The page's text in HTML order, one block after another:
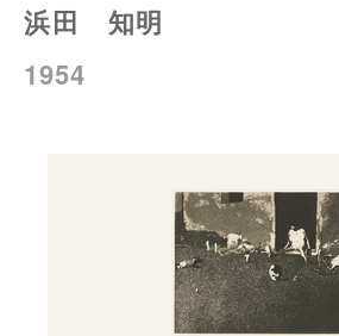
浜田 知明
1954